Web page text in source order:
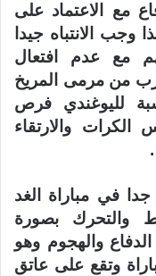
مع الاعتماد على
وجب الانتباه جيدا
مع عدم افتعال
من مرمى المريخ
لليوغندي فرص
والارتقاء
في مباراة الغد
والتحرك بصورة
والهجوم وهو
وتقع على عاتق